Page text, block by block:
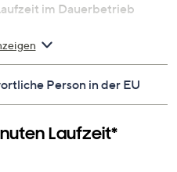
im Dauerbetrieb
Person in der EU
Laufzeit*